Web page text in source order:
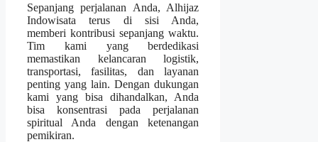
Sepanjang perjalanan Anda, Alhijaz
Indowisata terus di sisi Anda,
memberi kontribusi sepanjang waktu.
Tim kami yang berdedikasi
memastikan kelancaran logistik,
transportasi, fasilitas, dan layanan
penting yang lain. Dengan dukungan
kami yang bisa dihandalkan, Anda
bisa konsentrasi pada perjalanan
spiritual Anda dengan ketenangan
pemikiran.